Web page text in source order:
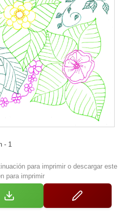
- 1
para imprimir o descargar este
para imprimir